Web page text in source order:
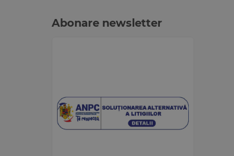
Abonare newsletter